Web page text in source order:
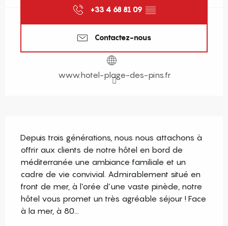
+33 4 68 81 09 ▒▒
Contactez-nous
www.hotel-plage-des-pins.fr
Depuis trois générations, nous nous attachons à
offrir aux clients de notre hôtel en bord de
méditerranée une ambiance familiale et un
cadre de vie convivial. Admirablement situé en
front de mer, à l’orée d’une vaste pinède, notre
hôtel vous promet un très agréable séjour ! Face
à la mer, à 80...